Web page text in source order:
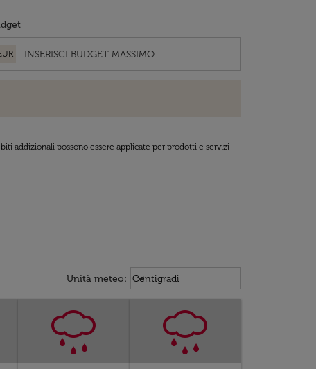
addizionali possono essere applicate per prodotti e servizi
Unità meteo: Weather unit option Centigradi
Centigradi
keyboard_arrow_down